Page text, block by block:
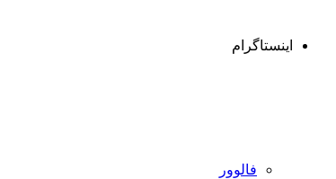
اینستاگرام
فالوور